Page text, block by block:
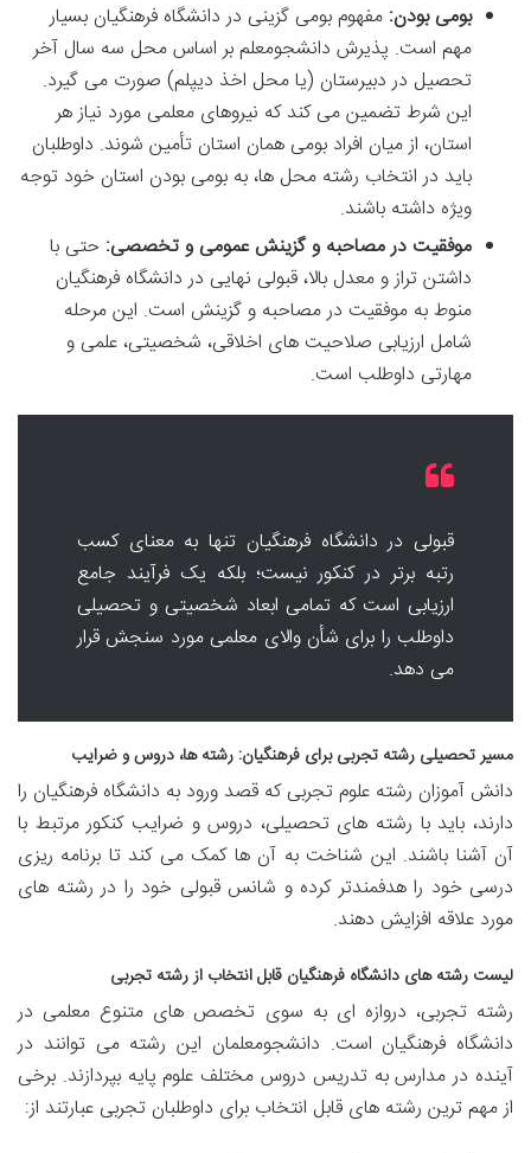
بومی بودن: مفهوم بومی گزینی در دانشگاه فرهنگیان بسیار
مهم است. پذیرش دانشجومعلم بر اساس محل سه سال آخر
تحصیل در دبیرستان (یا محل اخذ دیپلم) صورت می گیرد.
این شرط تضمین می کند که نیروهای معلمی مورد نیاز هر
استان، از میان افراد بومی همان استان تأمین شوند. داوطلبان
باید در انتخاب رشته محل ها، به بومی بودن استان خود توجه
ویژه داشته باشند.
موفقیت در مصاحبه و گزینش عمومی و تخصصی: حتی با
داشتن تراز و معدل بالا، قبولی نهایی در دانشگاه فرهنگیان
منوط به موفقیت در مصاحبه و گزینش است. این مرحله
شامل ارزیابی صلاحیت های اخلاقی، شخصیتی، علمی و
مهارتی داوطلب است.
قبولی در دانشگاه فرهنگیان تنها به معنای کسب
رتبه برتر در کنکور نیست؛ بلکه یک فرآیند جامع
ارزیابی است که تمامی ابعاد شخصیتی و تحصیلی
داوطلب را برای شأن والای معلمی مورد سنجش قرار
می دهد.
مسیر تحصیلی رشته تجربی برای فرهنگیان: رشته ها، دروس و ضرایب
دانش آموزان رشته علوم تجربی که قصد ورود به دانشگاه فرهنگیان را
دارند، باید با رشته های تحصیلی، دروس و ضرایب کنکور مرتبط با
آن آشنا باشند. این شناخت به آن ها کمک می کند تا برنامه ریزی
درسی خود را هدفمندتر کرده و شانس قبولی خود را در رشته های
مورد علاقه افزایش دهند.
لیست رشته های دانشگاه فرهنگیان قابل انتخاب از رشته تجربی
رشته تجربی، دروازه ای به سوی تخصص های متنوع معلمی در
دانشگاه فرهنگیان است. دانشجومعلمان این رشته می توانند در
آینده در مدارس به تدریس دروس مختلف علوم پایه بپردازند. برخی
از مهم ترین رشته های قابل انتخاب برای داوطلبان تجربی عبارتند از: